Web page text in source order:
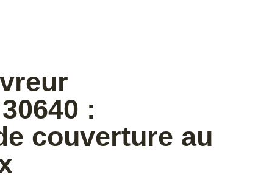
:
couverture au